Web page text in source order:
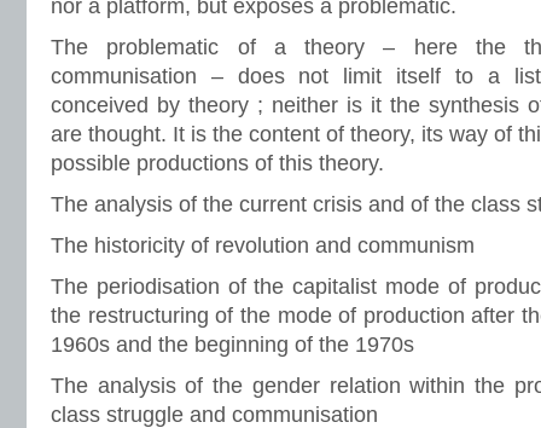
nor a platform, but exposes a problematic.
The problematic of a theory – here the
communisation – does not limit itself to a
conceived by theory ; neither is it the synthesis
are thought. It is the content of theory, its way of
possible productions of this theory.
The analysis of the current crisis and of the class
The historicity of revolution and communism
The periodisation of the capitalist mode of
the restructuring of the mode of production after
1960s and the beginning of the 1970s
The analysis of the gender relation within the
class struggle and communisation